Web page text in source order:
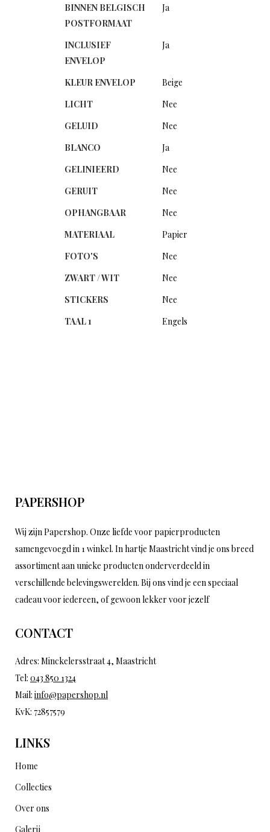
BINNEN BELGISCH
POSTFORMAAT
Ja
INCLUSIEF
ENVELOP
Ja
KLEUR ENVELOP
Beige
LICHT
Nee
GELUID
Nee
BLANCO
Ja
GELINIEERD
Nee
GERUIT
Nee
OPHANGBAAR
Nee
MATERIAAL
Papier
FOTO'S
Nee
ZWART / WIT
Nee
STICKERS
Nee
TAAL 1
Engels
PAPERSHOP
Wij zijn Papershop. Onze liefde voor papierproducten
samengevoegd in 1 winkel. In hartje Maastricht vind je ons breed
assortiment aan unieke producten onderverdeeld in
verschillende belevingswerelden. Bij ons vind je een speciaal
cadeau voor iedereen, of gewoon lekker voor jezelf
CONTACT
Adres: Minckelersstraat 4, Maastricht
Tel: 043 850 1324
Mail: info@papershop.nl
KvK: 72857579
LINKS
Home
Collecties
Over ons
Galerij